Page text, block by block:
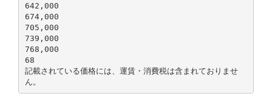
642,000
674,000
705,000
739,000
768,000
68
記載されている価格には、運賃・消費税は含まれておりませ